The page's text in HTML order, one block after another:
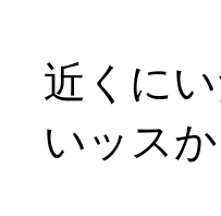
近くに
いッス